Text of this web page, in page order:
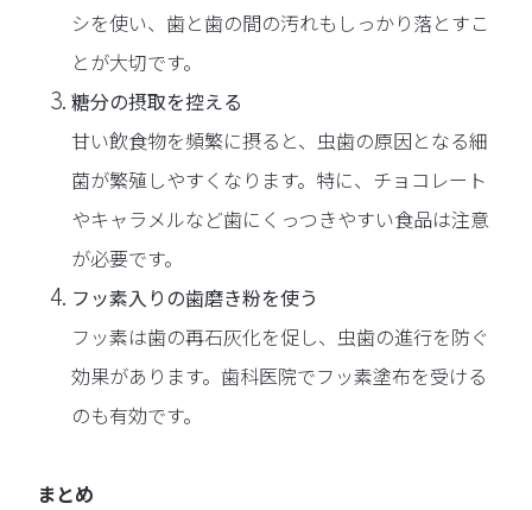
シを使い、歯と歯の間の汚れもしっかり落とすこ
とが大切です。
糖分の摂取を控える
甘い飲食物を頻繁に摂ると、虫歯の原因となる細
菌が繁殖しやすくなります。特に、チョコレート
やキャラメルなど歯にくっつきやすい食品は注意
が必要です。
フッ素入りの歯磨き粉を使う
フッ素は歯の再石灰化を促し、虫歯の進行を防ぐ
効果があります。歯科医院でフッ素塗布を受ける
のも有効です。
まとめ